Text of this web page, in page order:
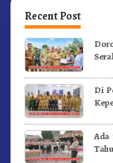
Recent Post
Di
Ada